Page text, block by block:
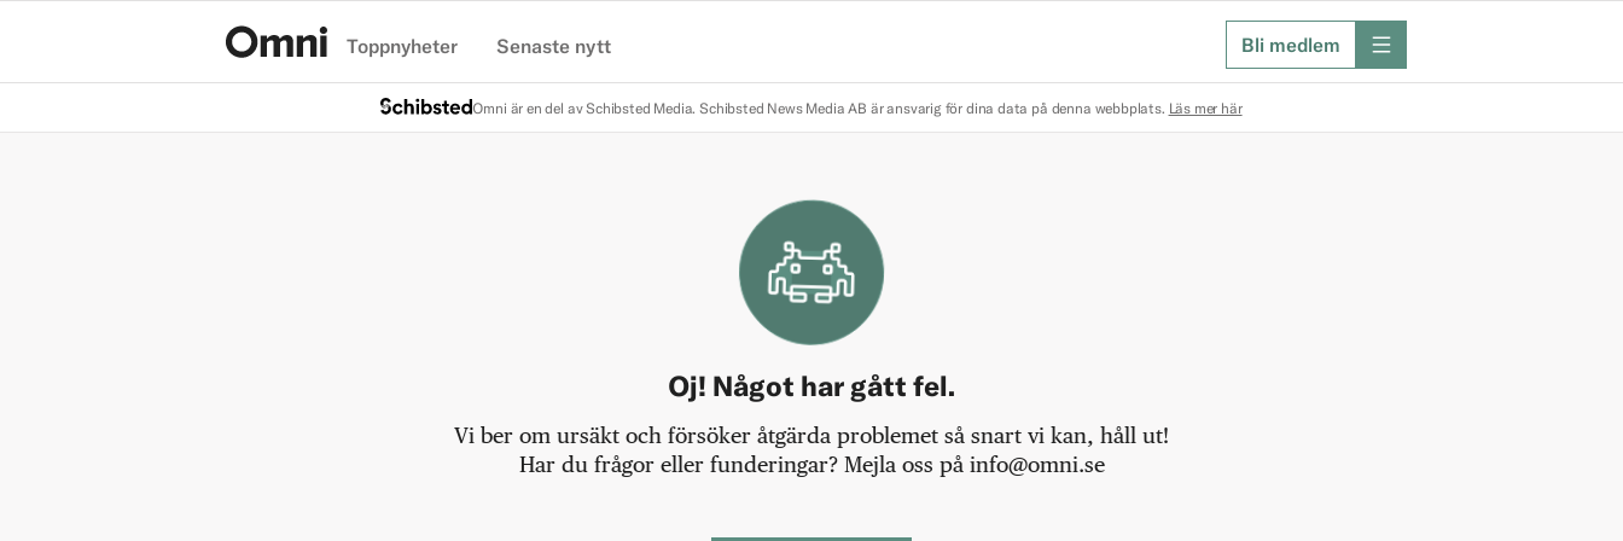
Toppnyheter Senaste nytt Bli medlem meny
Omni är en del av Schibsted Media. Schibsted News Media AB är ansvarig för dina data på denna webbplats. Läs mer här
Oj! Något har gått fel.
Vi ber om ursäkt och försöker åtgärda problemet så snart vi kan, håll ut!
Har du frågor eller funderingar? Mejla oss på info@omni.se